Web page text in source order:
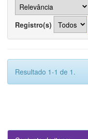
Registro(s)
Resultado 1-1 de 1.